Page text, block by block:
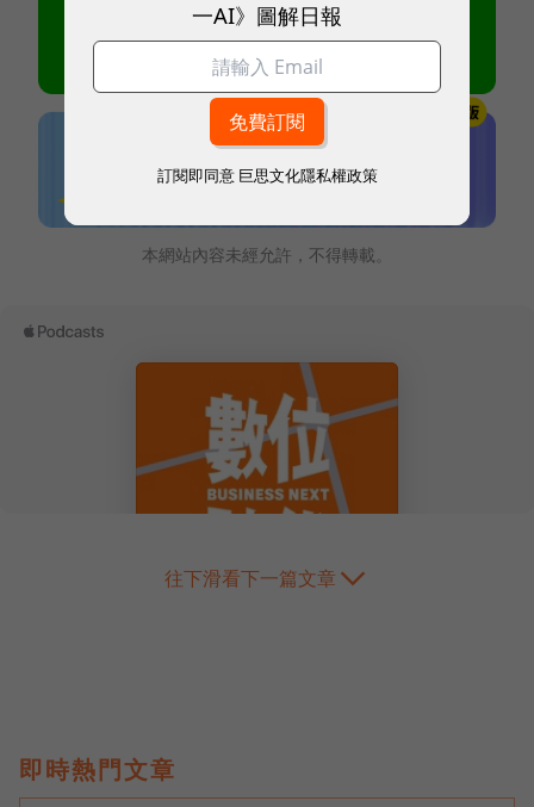
本網站內容未經允許，不得轉載。
往下滑看下一篇文章
即時熱門文章
一AI》圖解日報
訂閱即同意 巨思文化隱私權政策